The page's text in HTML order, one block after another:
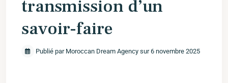
transmission d’un
savoir-faire
Publié par Moroccan Dream Agency sur 6 novembre 2025